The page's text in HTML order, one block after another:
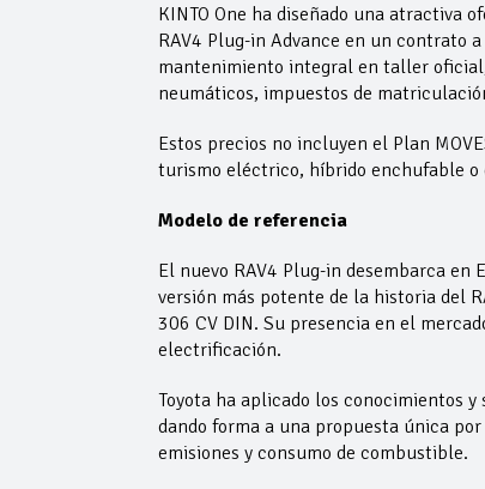
KINTO One ha diseñado una atractiva
RAV4 Plug-in Advance en un contrato
mantenimiento integral en taller
neumáticos, impuestos de
Estos precios no incluyen el Plan
turismo eléctrico, híbrido enchufable o
Modelo de referencia
El nuevo RAV4 Plug-in desembarca en
versión más potente de la historia del
306 CV DIN. Su presencia en el
electrificación.
Toyota ha aplicado los conocimientos
dando forma a una propuesta única
emisiones y consumo de combustible.